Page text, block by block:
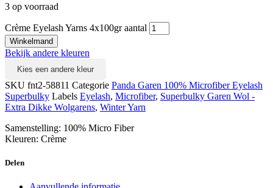
3 op voorraad
Crème Eyelash Yarns 4x100gr aantal
Winkelmand
Bekijk andere kleuren
Kies een andere kleur
SKU fnt2-58811 Categorie Panda Garen 100% Microfiber Eyelash
Superbulky Labels Eyelash, Microfiber, Superbulky Garen Wol -
Extra Dikke Wolgarens, Winter Yarn
Samenstelling: 100% Micro Fiber
Kleuren: Crème
Delen